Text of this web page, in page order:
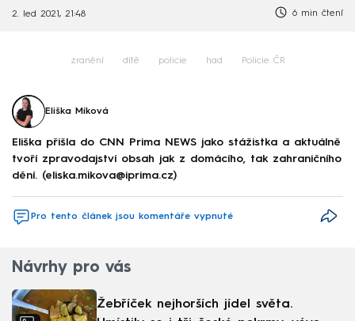
2. led 2021, 21:48 6 min čtení
zranění dítě policie had Policie ČR
Eliška Míková
Eliška přišla do CNN Prima NEWS jako stážistka a aktuálně
tvoří zpravodajství obsah jak z domácího, tak zahraničního
dění. (eliska.mikova@iprima.cz)
Pro tento článek jsou komentáře vypnuté
Návrhy pro vás
Žebříček nejhorších jídel světa.